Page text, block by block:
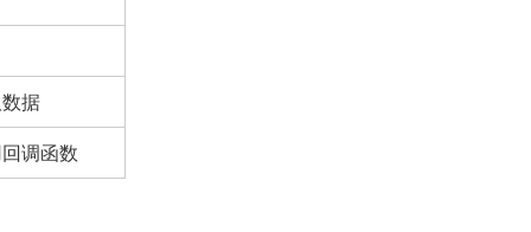
据
调函数